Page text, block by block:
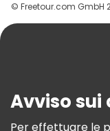
Aiuto
Termini E
Informativa Sui
© Freetour.com GmbH
Avviso sui
Per effettuare le